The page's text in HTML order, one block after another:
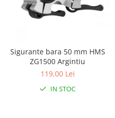
Sigurante bara 50 mm HMS
ZG1500 Argintiu
119,00 Lei
IN STOC